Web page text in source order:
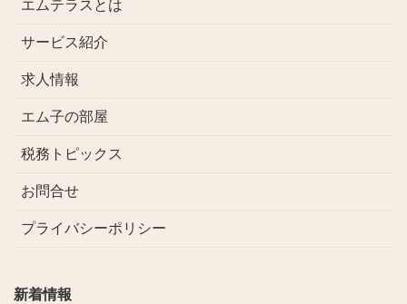
エムテラスとは
サービス紹介
求人情報
エム子の部屋
税務トピックス
お問合せ
プライバシーポリシー
新着情報